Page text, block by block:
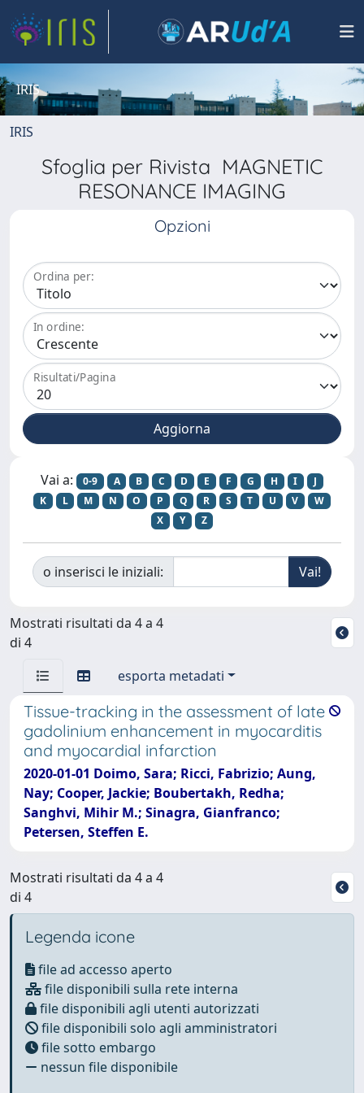
IRIS
IRIS
Sfoglia per Rivista MAGNETIC
RESONANCE IMAGING
Opzioni
Ordina per:
In ordine:
Risultati/Pagina
Vai a: 0-9 A B C D E F G H I
J
K
L M N O P Q R S T U V
W
X
Y Z
o inserisci le iniziali:
Mostrati risultati da 4 a 4
di 4
esporta metadati
Tissue-tracking in the assessment of late
gadolinium enhancement in myocarditis
and myocardial infarction
2020-01-01 Doimo, Sara; Ricci, Fabrizio; Aung,
Nay; Cooper, Jackie; Boubertakh, Redha;
Sanghvi, Mihir M.; Sinagra, Gianfranco;
Petersen, Steffen E.
Mostrati risultati da 4 a 4
di 4
Legenda icone
file ad accesso aperto
file disponibili sulla rete interna
file disponibili agli utenti autorizzati
file disponibili solo agli amministratori
file sotto embargo
nessun file disponibile